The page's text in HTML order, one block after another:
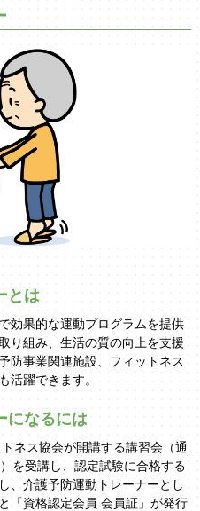
とは
効果的な運動プログラムを提供
り組み、生活の質の向上を支援
防事業関連施設、フィットネス
活躍できます。
になるには
ネス協会が開講する講習会（通
を受講し、認定試験に合格する
、介護予防運動トレーナーとし
「資格認定会員 会員証」が発行